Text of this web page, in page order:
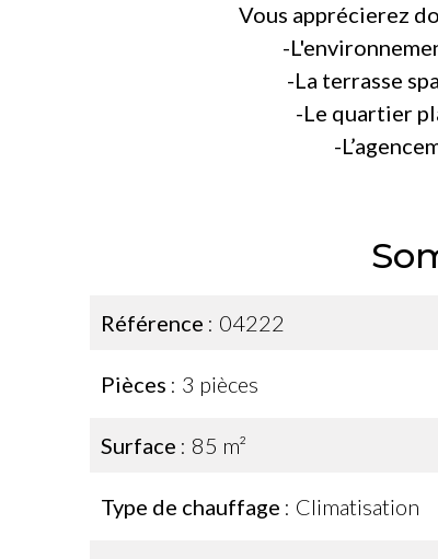
Vous apprécierez
-
-La terrasse
-Le quartier
-
Référence 04222
Pièces 3 pièces
Surface 85 m²
Type de chauffage Climatisation